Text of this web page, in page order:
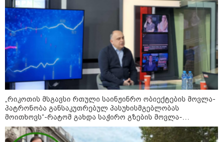
პაატა ზაქარეიშვილის მწვავე
პასუხი გიორგი ბარამიძის
სკანდალურ განცხადებაზე -
"ყველაფერი დეტალურად ვიცი...
კამანში მოკლული ქართველები მე
გადმოვასვენე... ბარამიძე კი
აგვისტოს ომში, გორში
საბრძოლო ნათლობა მიღებული
რუსული „ისკანდერი“ დღეს კიევის
მთავარ კოშმარად იქცა
კრეისერ "ედინბურგის" საიდუმლო:
როგორ იპოვეს 40 წლის შემდეგ 5
ტონა "სტალინის ოქრო"
„რიკოთის მსგავსი რთული საინჟინრო ობიექტების მოვლა-
პატრონობა განსაკუთრებულ პასუხისმგებლობას
მოითხოვს“-რატომ გახდა საჭირო გზების მოვლა-
პატრონობისთვის სახელმწიფო კომპანიის შექმნა